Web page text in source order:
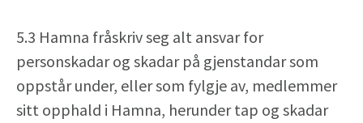
5.3 Hamna fråskriv seg alt ansvar for
personskadar og skadar på gjenstandar som
oppstår under, eller som fylgje av, medlemmer
sitt opphald i Hamna, herunder tap og skadar